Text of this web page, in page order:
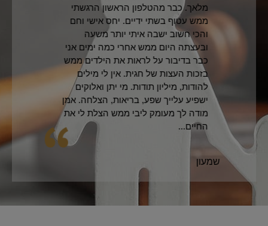
מלאך. כבר מהטלפון הראשון הרגשתי
ממש עטוף בשתי ידיים. יחס אישי וחם
והכי חשוב ישבה איתי יותר משעה
ובעצתה היום ממש אחרי כמה ימים אני
כבר בדיבור על לראות את הילדים ממש
בזכות העצות של חגית. אין לי מילים
להודות, מיליון תודות. מי יתן ואלוקים
ישפיע עלייך שפע, בריאות, הצלחה. אמן
מודה לך מעומק ליבי ממש הצלת לי את
החיים...
שמעון